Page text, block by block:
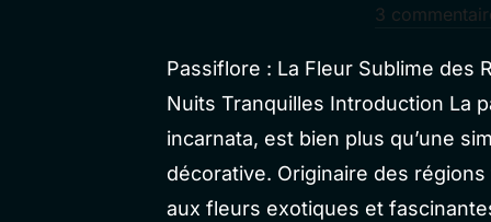
3
Passiflore : La Fleur Sublime des
Nuits Tranquilles Introduction La
incarnata, est bien plus qu’une
décorative. Originaire des
aux fleurs exotiques et